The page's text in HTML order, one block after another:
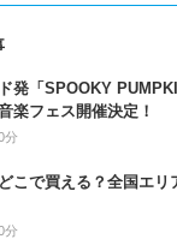
発「SPOOKY
楽フェス開催決定！
分
こで買える？全国エリ
分